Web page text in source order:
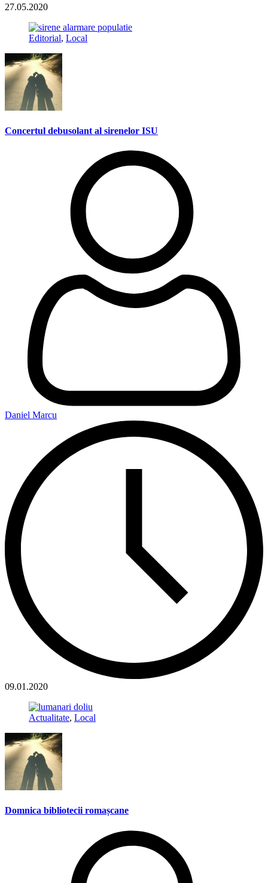
27.05.2020
Editorial, Local
Concertul debusolant al sirenelor ISU
Daniel Marcu
09.01.2020
Actualitate, Local
Domnica bibliotecii romașcane